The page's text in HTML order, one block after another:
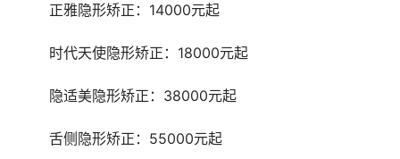
	正雅隐形矫正：14000元起
	时代天使隐形矫正：18000元起
	隐适美隐形矫正：38000元起
	舌侧隐形矫正：55000元起